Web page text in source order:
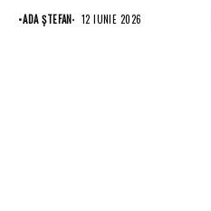
•ADA ȘTEFAN 12 IUNIE 2026